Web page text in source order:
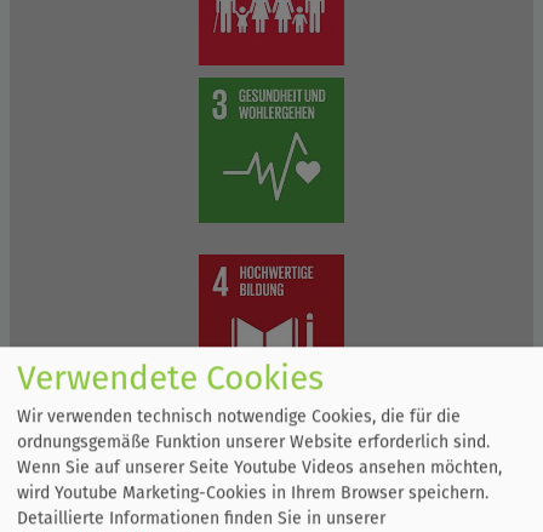
Verwendete Cookies
Wir verwenden technisch notwendige Cookies, die für die
ordnungsgemäße Funktion unserer Website erforderlich sind.
Wenn Sie auf unserer Seite Youtube Videos ansehen möchten,
wird Youtube Marketing-Cookies in Ihrem Browser speichern.
Detaillierte Informationen finden Sie in unserer